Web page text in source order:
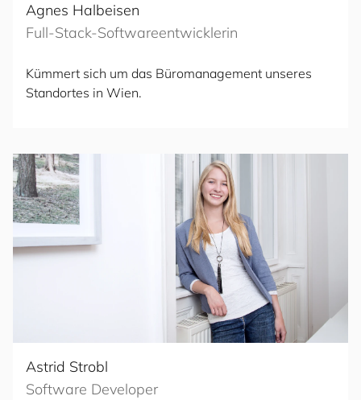
Agnes Halbeisen
Full-Stack-Softwareentwicklerin
Kümmert sich um das Büromanagement unseres
Standortes in Wien.
Astrid Strobl
Software Developer